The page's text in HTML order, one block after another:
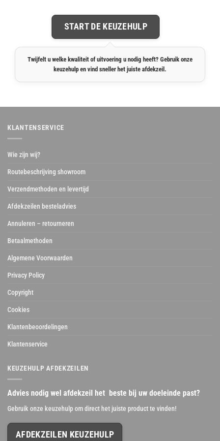
START DE KEUZEHULP
Twijfelt u welke kwaliteit of uitvoering u nodig heeft? Gebruik onze
keuzehulp en vind sneller het juiste afdekzeil.
KLANTENSERVICE
Wie zijn wij?
Routebeschrijving showroom
Verzendmethoden en levertijd
Afdekzeilen besteladvies
Annuleren – retourneren
Betaalmethoden
Algemene Voorwaarden
Privacy Policy
Copyright
Cookies
Klantenbeoordelingen
Klantenservice
KEUZEHULP AFDEKZEILEN
Advies nodig wel afdekzeil het beste bij uw doeleinde past?
Gebruik onze keuzehulp om direct het juiste product te vinden!
AFDEKZEILEN KEUZEHULP